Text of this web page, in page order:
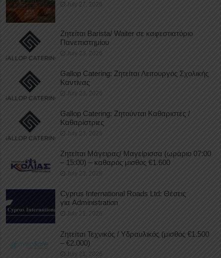
July 27, 2026
Ζητείται Barista/ Waiter σε καφεστιατόριο
Πανεπιστημίου
July 23, 2026
Gallop Catering: Ζητείται Λειτουργός Σχολικής
Καντίνας
July 23, 2026
Gallop Catering: Ζητούνται Καθαριστές /
Καθαρίστριες
July 23, 2026
Ζητείται Μάγειρας/ Μαγείρισσα (ωράριο 07:00
– 15:00) – καθαρός μισθός €1.600
July 23, 2026
Cyprus International Roads Ltd: Θέσεις
για Administration
July 21, 2026
Ζητείται Τεχνικός / Υδραυλικός (μισθός €1.500
– €2.000)
July 21, 2026